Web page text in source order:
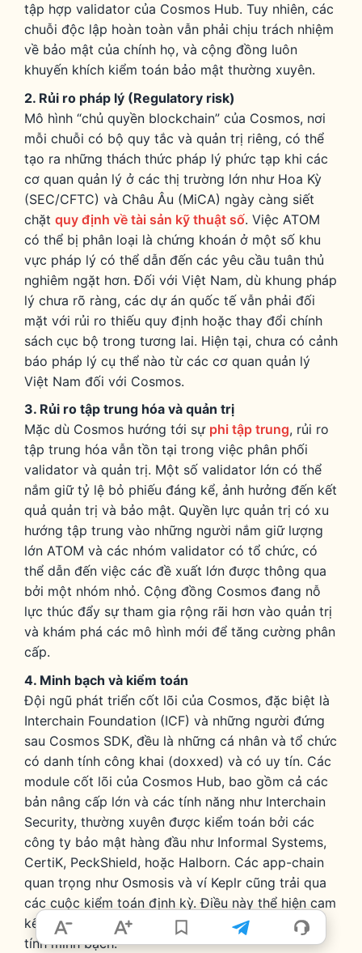
tập hợp validator của Cosmos Hub. Tuy nhiên, các
chuỗi độc lập hoàn toàn vẫn phải chịu trách nhiệm
về bảo mật của chính họ, và cộng đồng luôn
khuyến khích kiểm toán bảo mật thường xuyên.
2. Rủi ro pháp lý (Regulatory risk)
Mô hình “chủ quyền blockchain” của Cosmos, nơi
mỗi chuỗi có bộ quy tắc và quản trị riêng, có thể
tạo ra những thách thức pháp lý phức tạp khi các
cơ quan quản lý ở các thị trường lớn như Hoa Kỳ
(SEC/CFTC) và Châu Âu (MiCA) ngày càng siết
chặt quy định về tài sản kỹ thuật số. Việc ATOM
có thể bị phân loại là chứng khoán ở một số khu
vực pháp lý có thể dẫn đến các yêu cầu tuân thủ
nghiêm ngặt hơn. Đối với Việt Nam, dù khung pháp
lý chưa rõ ràng, các dự án quốc tế vẫn phải đối
mặt với rủi ro thiếu quy định hoặc thay đổi chính
sách cục bộ trong tương lai. Hiện tại, chưa có cảnh
báo pháp lý cụ thể nào từ các cơ quan quản lý
Việt Nam đối với Cosmos.
3. Rủi ro tập trung hóa và quản trị
Mặc dù Cosmos hướng tới sự phi tập trung, rủi ro
tập trung hóa vẫn tồn tại trong việc phân phối
validator và quản trị. Một số validator lớn có thể
nắm giữ tỷ lệ bỏ phiếu đáng kể, ảnh hưởng đến kết
quả quản trị và bảo mật. Quyền lực quản trị có xu
hướng tập trung vào những người nắm giữ lượng
lớn ATOM và các nhóm validator có tổ chức, có
thể dẫn đến việc các đề xuất lớn được thông qua
bởi một nhóm nhỏ. Cộng đồng Cosmos đang nỗ
lực thúc đẩy sự tham gia rộng rãi hơn vào quản trị
và khám phá các mô hình mới để tăng cường phân
cấp.
4. Minh bạch và kiểm toán
Đội ngũ phát triển cốt lõi của Cosmos, đặc biệt là
Interchain Foundation (ICF) và những người đứng
sau Cosmos SDK, đều là những cá nhân và tổ chức
có danh tính công khai (doxxed) và có uy tín. Các
module cốt lõi của Cosmos Hub, bao gồm cả các
bản nâng cấp lớn và các tính năng như Interchain
Security, thường xuyên được kiểm toán bởi các
công ty bảo mật hàng đầu như Informal Systems,
CertiK, PeckShield, hoặc Halborn. Các app-chain
quan trọng như Osmosis và ví Keplr cũng trải qua
các cuộc kiểm toán định kỳ. Điều này thể hiện cam
kết mạnh mẽ của hệ sinh thái đối với bảo mật và
tính minh bạch.